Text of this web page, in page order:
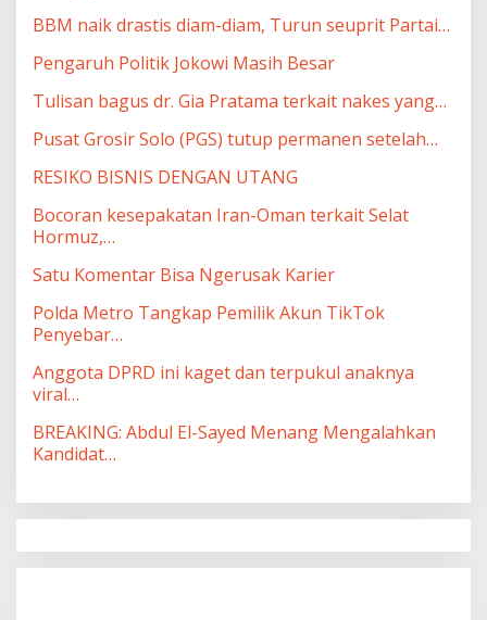
BBM naik drastis diam-diam, Turun seuprit Partai…
Pengaruh Politik Jokowi Masih Besar
Tulisan bagus dr. Gia Pratama terkait nakes yang…
Pusat Grosir Solo (PGS) tutup permanen setelah…
RESIKO BISNIS DENGAN UTANG
Bocoran kesepakatan Iran-Oman terkait Selat
Hormuz,…
Satu Komentar Bisa Ngerusak Karier
Polda Metro Tangkap Pemilik Akun TikTok
Penyebar…
Anggota DPRD ini kaget dan terpukul anaknya
viral…
BREAKING: Abdul El-Sayed Menang Mengalahkan
Kandidat…